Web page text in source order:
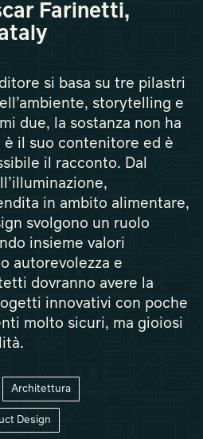
Farinetti,
si basa su tre pilastri
storytelling e
due, la sostanza non ha
è il suo contenitore ed è
il racconto. Dal
in ambito alimentare,
svolgono un ruolo
insieme valori
autorevolezza e
dovranno avere la
innovativi con poche
molto sicuri, ma gioiosi
Architettura
Design